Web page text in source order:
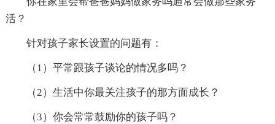
活？
针对孩子家长设置的问题有：
（1）平常跟孩子谈论的情况多吗？
（2）生活中你最关注孩子的那方面成长？
（3）你会常常鼓励你的孩子吗？